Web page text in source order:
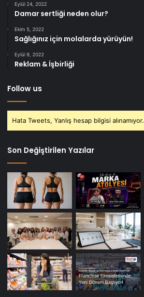
Eylül 24, 2022
Damar sertliği neden olur?
Ekim 5, 2022
Sağlığınız için molalarda yürüyün!
Eylül 9, 2022
Reklam & İşbirliği
Follow us
Hata Tweets, Yanlış hesap bilgisi alınamıyor.
Son Değiştirilen Yazılar